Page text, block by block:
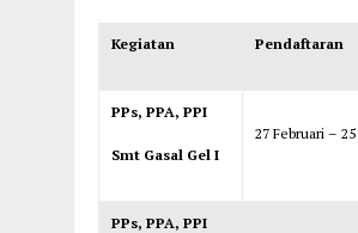
Kegiatan Pendaftaran
PPs, PPA, PPI
Smt Gasal Gel I
27 Februari –
PPs, PPA, PPI